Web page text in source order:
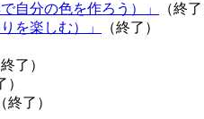
自分の色を作ろう）」
（終了
を楽しむ）」
（終了）
終了）
）
（終了）